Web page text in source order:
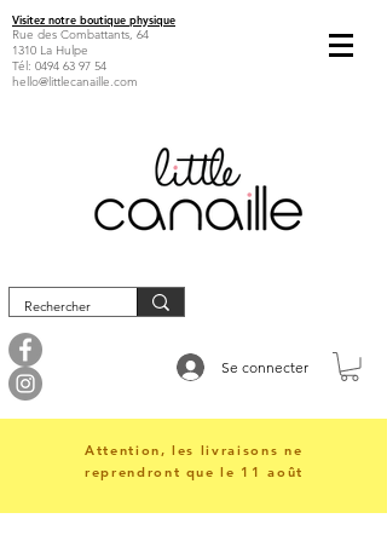
Visitez notre boutique physique
Rue des Combattants, 64
1310 La Hulpe
Tél: 0494 63 97 54
hello@littlecanaille.com
Se connecter
Attention, les livraisons ne
reprendront que le 11 août